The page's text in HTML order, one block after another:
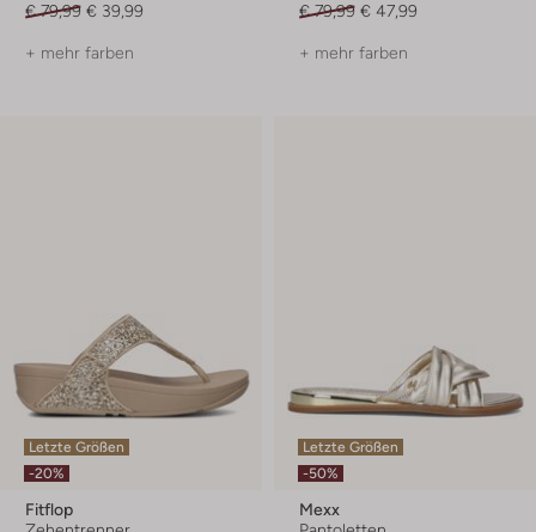
€ 79,99 € 39,99
+ mehr farben
€ 79,99 € 47,99
+ mehr farben
Letzte Größen
-20%
Fitflop
Letzte Größen
-50%
Mexx